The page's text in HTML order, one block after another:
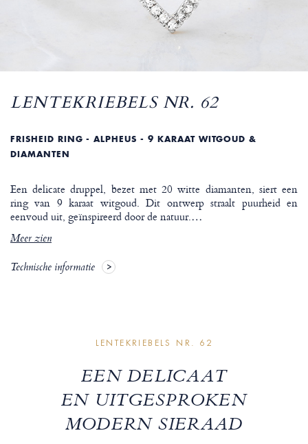
LENTEKRIEBELS NR. 62
FRISHEID RING - ALPHEUS - 9 KARAAT WITGOUD &
DIAMANTEN
Een delicate druppel, bezet met 20 witte diamanten, siert een
ring van 9 karaat witgoud. Dit ontwerp straalt puurheid en
eenvoud uit, geïnspireerd door de natuur.…
Meer zien
Technische informatie
LENTEKRIEBELS NR. 62
EEN DELICAAT
EN UITGESPROKEN
MODERN SIERAAD